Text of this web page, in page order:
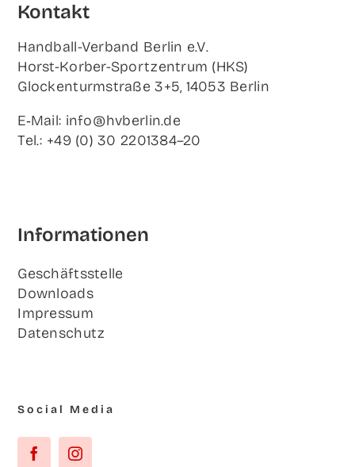
Kon­takt
Hand­ball-Ver­band Ber­lin e.V.
Horst-Korb­er-Sport­zen­trum (HKS)
Glo­cken­turm­stra­ße 3+5, 14053 Berlin
E‑Mail: info@hvberlin.de
Tel.: +49 (0) 30 2201384–20
Infor­ma­tio­nen
Geschäfts­stel­le
Down­loads
Impres­sum
Daten­schutz
Social Media